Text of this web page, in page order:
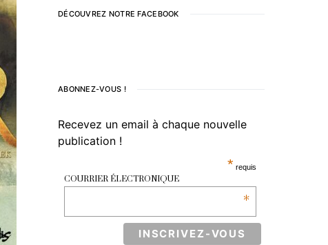
DÉCOUVREZ NOTRE FACEBOOK
ABONNEZ-VOUS !
Recevez un email à chaque nouvelle
publication !
* requis
COURRIER ÉLECTRONIQUE
*